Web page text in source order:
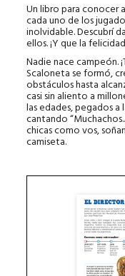
Un libro para conocer
cada uno de los
inolvidable. Descubrí
ellos. ¡Y que la
Nadie nace campeón.
Scaloneta se formó,
obstáculos hasta
casi sin aliento a
las edades, pegados
cantando
chicas como vos,
camiseta.